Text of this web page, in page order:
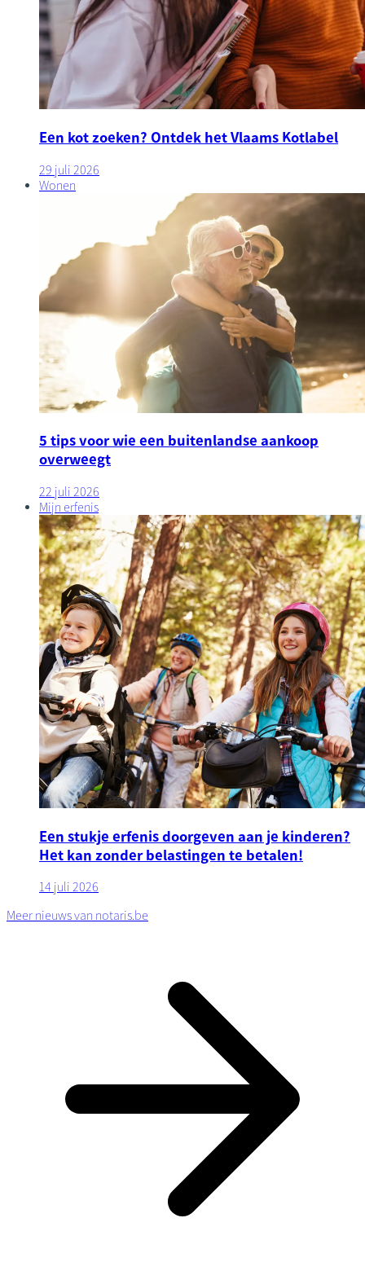
Een kot zoeken? Ontdek het Vlaams Kotlabel
29 juli 2026
Wonen
5 tips voor wie een buitenlandse aankoop
overweegt
22 juli 2026
Mijn erfenis
Een stukje erfenis doorgeven aan je kinderen?
Het kan zonder belastingen te betalen!
14 juli 2026
Meer nieuws van notaris.be